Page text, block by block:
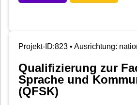
Projekt-ID:823 • Ausrichtung:
Qualifizierung zur
Sprache und
(QFSK)